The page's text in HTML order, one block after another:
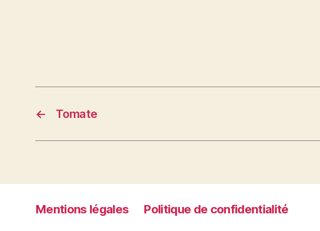
← Tomate
Mentions légales Politique de confidentialité